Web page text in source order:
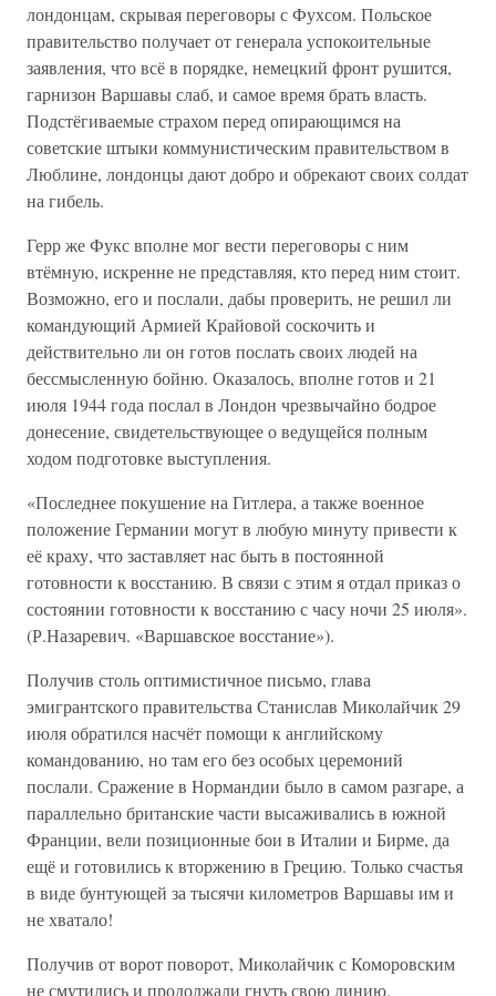
лондонцам, скрывая переговоры с Фухсом. Польское
правительство получает от генерала успокоительные
заявления, что всё в порядке, немецкий фронт рушится,
гарнизон Варшавы слаб, и самое время брать власть.
Подстёгиваемые страхом перед опирающимся на
советские штыки коммунистическим правительством в
Люблине, лондонцы дают добро и обрекают своих солдат
на гибель.
Герр же Фукс вполне мог вести переговоры с ним
втёмную, искренне не представляя, кто перед ним стоит.
Возможно, его и послали, дабы проверить, не решил ли
командующий Армией Крайовой соскочить и
действительно ли он готов послать своих людей на
бессмысленную бойню. Оказалось, вполне готов и 21
июля 1944 года послал в Лондон чрезвычайно бодрое
донесение, свидетельствующее о ведущейся полным
ходом подготовке выступления.
«Последнее покушение на Гитлера, а также военное
положение Германии могут в любую минуту привести к
её краху, что заставляет нас быть в постоянной
готовности к восстанию. В связи с этим я отдал приказ о
состоянии готовности к восстанию с часу ночи 25 июля».
(Р.Назаревич. «Варшавское восстание»).
Получив столь оптимистичное письмо, глава
эмигрантского правительства Станислав Миколайчик 29
июля обратился насчёт помощи к английскому
командованию, но там его без особых церемоний
послали. Сражение в Нормандии было в самом разгаре, а
параллельно британские части высаживались в южной
Франции, вели позиционные бои в Италии и Бирме, да
ещё и готовились к вторжению в Грецию. Только счастья
в виде бунтующей за тысячи километров Варшавы им и
не хватало!
Получив от ворот поворот, Миколайчик с Коморовским
не смутились и продолжали гнуть свою линию.